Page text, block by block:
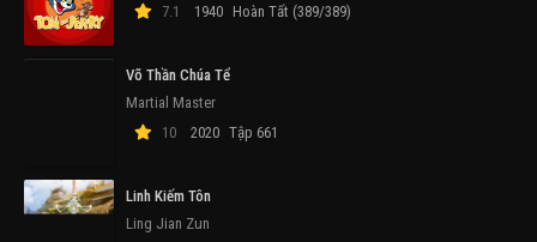
7.1
1940 Hoàn Tất (389/389)
Võ Thần Chúa Tể
Martial Master
10
2020 Tập 661
Linh Kiếm Tôn
Ling Jian Zun